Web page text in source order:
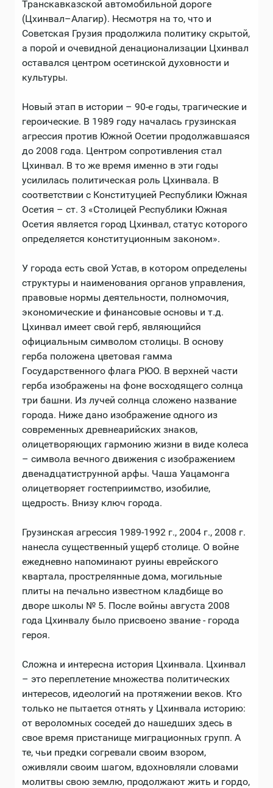
Транскавказской автомобильной дороге
(Цхинвал–Алагир). Несмотря на то, что и
Советская Грузия продолжила политику скрытой,
а порой и очевидной денационализации Цхинвал
оставался центром осетинской духовности и
культуры.
Новый этап в истории – 90-е годы, трагические и
героические. В 1989 году началась грузинская
агрессия против Южной Осетии продолжавшаяся
до 2008 года. Центром сопротивления стал
Цхинвал. В то же время именно в эти годы
усилилась политическая роль Цхинвала. В
соответствии с Конституцией Республики Южная
Осетия – ст. 3 «Столицей Республики Южная
Осетия является город Цхинвал, статус которого
определяется конституционным законом».
У города есть свой Устав, в котором определены
структуры и наименования органов управления,
правовые нормы деятельности, полномочия,
экономические и финансовые основы и т.д.
Цхинвал имеет свой герб, являющийся
официальным символом столицы. В основу
герба положена цветовая гамма
Государственного флага РЮО. В верхней части
герба изображены на фоне восходящего солнца
три башни. Из лучей солнца сложено название
города. Ниже дано изображение одного из
современных древнеарийских знаков,
олицетворяющих гармонию жизни в виде колеса
– символа вечного движения с изображением
двенадцатиструнной арфы. Чаша Уацамонга
олицетворяет гостеприимство, изобилие,
щедрость. Внизу ключ города.
Грузинская агрессия 1989-1992 г., 2004 г., 2008 г.
нанесла существенный ущерб столице. О войне
ежедневно напоминают руины еврейского
квартала, прострелянные дома, могильные
плиты на печально известном кладбище во
дворе школы № 5. После войны августа 2008
года Цхинвалу было присвоено звание - города
героя.
Сложна и интересна история Цхинвала. Цхинвал
– это переплетение множества политических
интересов, идеологий на протяжении веков. Кто
только не пытается отнять у Цхинвала историю:
от вероломных соседей до нашедших здесь в
свое время пристанище миграционных групп. А
те, чьи предки согревали своим взором,
оживляли своим шагом, вдохновляли словами
молитвы свою землю, продолжают жить и гордо,